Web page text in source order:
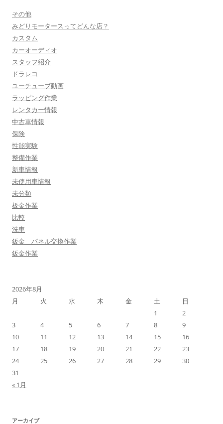
その他
みどりモータースってどんな店？
カスタム
カーオーディオ
スタッフ紹介
ドラレコ
ユーチューブ動画
ラッピング作業
レンタカー情報
中古車情報
保険
性能実験
整備作業
新車情報
未使用車情報
未分類
板金作業
比較
洗車
鈑金 パネル交換作業
鈑金作業
2026年8月
月
火 水 木 金 土
日
1
2
3
4 5 6 7 8
9
10
11 12 13 14 15
16
17
18 19 20 21 22
23
24
25 26 27 28 29
30
31
« 1月
アーカイブ